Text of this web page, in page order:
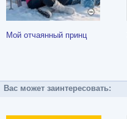
Мой отчаянный принц
Вас может заинтересовать: